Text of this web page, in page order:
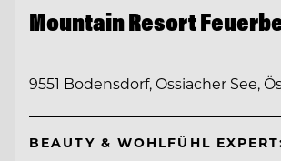
Mountain Resort
9551 Bodensdorf, Ossiacher See,
BEAUTY & WOHLFÜHL